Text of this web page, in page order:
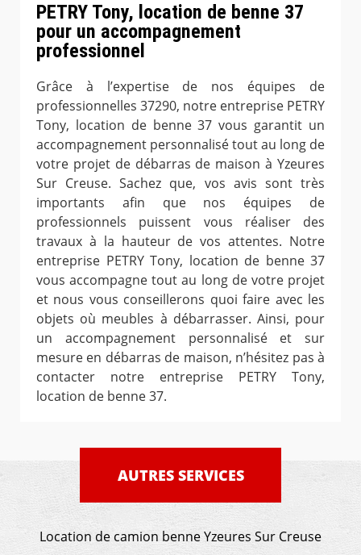
PETRY Tony, location de benne 37
pour un accompagnement
professionnel
Grâce à l’expertise de nos équipes de
professionnelles 37290, notre entreprise PETRY
Tony, location de benne 37 vous garantit un
accompagnement personnalisé tout au long de
votre projet de débarras de maison à Yzeures
Sur Creuse. Sachez que, vos avis sont très
importants afin que nos équipes de
professionnels puissent vous réaliser des
travaux à la hauteur de vos attentes. Notre
entreprise PETRY Tony, location de benne 37
vous accompagne tout au long de votre projet
et nous vous conseillerons quoi faire avec les
objets où meubles à débarrasser. Ainsi, pour
un accompagnement personnalisé et sur
mesure en débarras de maison, n’hésitez pas à
contacter notre entreprise PETRY Tony,
location de benne 37.
AUTRES SERVICES
Location de camion benne Yzeures Sur Creuse